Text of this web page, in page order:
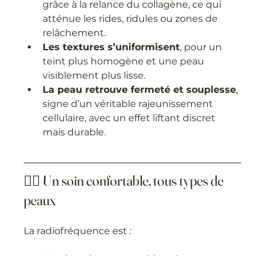
grâce à la relance du collagène, ce qui
atténue les rides, ridules ou zones de
relâchement.
Les textures s’uniformisent, pour un
teint plus homogène et une peau
visiblement plus lisse.
La peau retrouve fermeté et souplesse,
signe d’un véritable rajeunissement
cellulaire, avec un effet liftant discret
mais durable.
💆‍♀️ Un soin confortable, tous types de
peaux
La radiofréquence est :